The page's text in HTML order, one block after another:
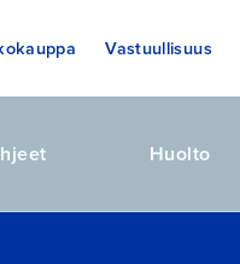
Vastuullisuus
Huolto